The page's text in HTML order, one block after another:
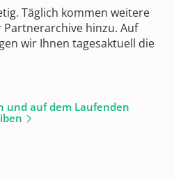
Täglich kommen weitere
hinzu. Auf
wir Ihnen tagesaktuell die
und auf dem Laufenden